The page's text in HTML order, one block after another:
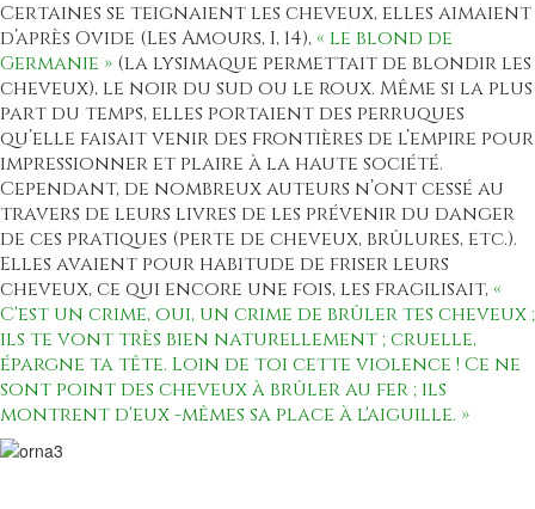
Certaines se teignaient les cheveux, elles aimaient
d’après Ovide (Les Amours, I, 14),« le blond de
Germanie » (la lysimaque permettait de blondir les
cheveux), le noir du sud ou le roux. Même si la plus
part du temps, elles portaient des perruques
qu’elle faisait venir des frontières de l’empire pour
impressionner et plaire à la haute société.
Cependant, de nombreux auteurs n’ont cessé au
travers de leurs livres de les prévenir du danger
de ces pratiques (perte de cheveux, brûlures, etc.).
Elles avaient pour habitude de friser leurs
cheveux, ce qui encore une fois, les fragilisait,«
C'est un crime, oui, un crime de brûler tes cheveux ;
ils te vont très bien naturellement ; cruelle,
épargne ta tête. Loin de toi cette violence ! Ce ne
sont point des cheveux à brûler au fer ; ils
montrent d'eux -mêmes sa place à l'aiguille. »